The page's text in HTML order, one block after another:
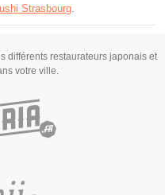
Strasbourg.
différents restaurateurs japonais et
votre ville.